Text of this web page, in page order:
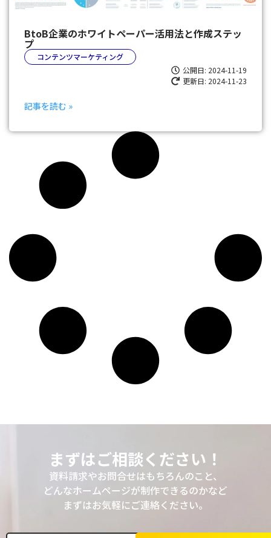
BtoB企業のホワイトペーパー活用法と作成ステッ
プ
コンテンツマーケティング
公開日: 2024-11-19
更新日: 2024-11-23
記事を読む »
まずはご相談ください！
資料請求やお問合せはもちろんのこと、
どんなホームページが制作できるのかなど
まずはお気軽にご連絡ください。